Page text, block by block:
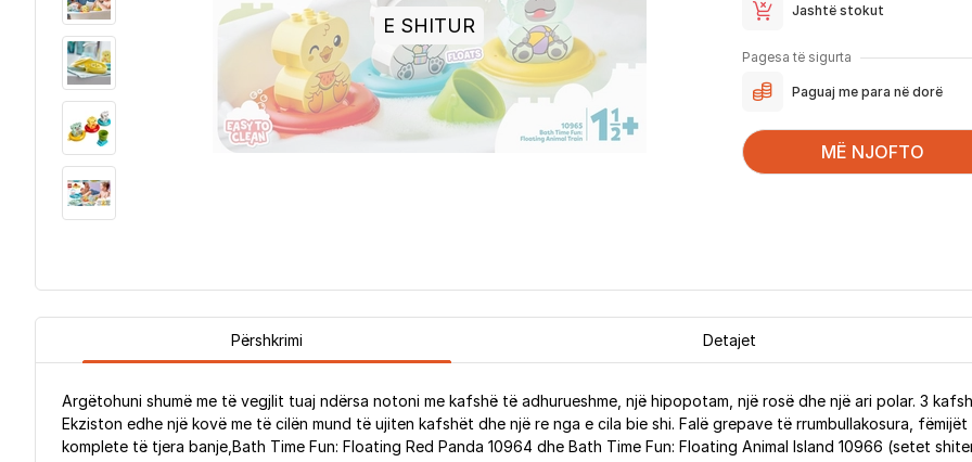
E SHITUR
Jashtë stokut
Pagesa të sigurta
Paguaj me para në dorë
MË NJOFTO
Përshkrimi Detajet
Argëtohuni shumë me të vegjlit tuaj ndërsa notoni me kafshë të adhurueshme, një hipopotam, një rosë dhe një ari polar. 3
Ekziston edhe një kovë me të cilën mund të ujiten kafshët dhe një re nga e cila bie shi. Falë grepave të rrumbullakosura,
komplete të tjera banje,Bath Time Fun: Floating Red Panda 10964 dhe Bath Time Fun: Floating Animal Island 10966 (setet